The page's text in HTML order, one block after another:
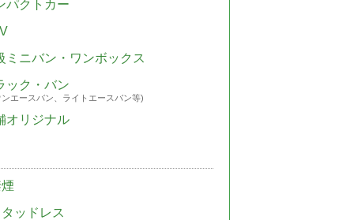
パクトカー
ミニバン・ワンボックス
ック・バン
エースバン、ライトエースバン等)
オリジナル
ッドレス